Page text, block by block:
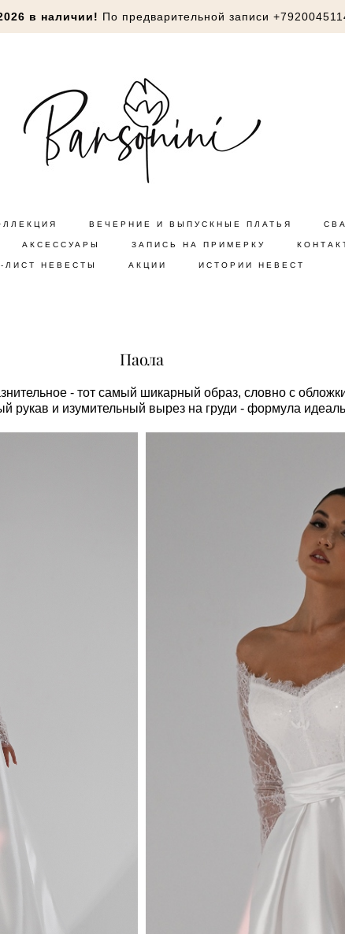
в наличии! По предварительной записи
ВЕЧЕРНИЕ И ВЫПУСКНЫЕ ПЛАТЬЯ
АКСЕССУАРЫ ЗАПИСЬ НА ПРИМЕРКУ
ЛИСТ НЕВЕСТЫ АКЦИИ ИСТОРИИ НЕВЕСТ
Паола
- тот самый шикарный образ, словно с
рукав и изумительный вырез на груди - формула